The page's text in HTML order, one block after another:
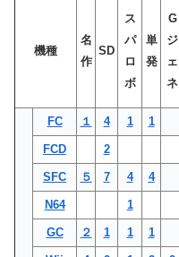
機種
名
作
SD
ス
パ
ロ
ボ
単
発
G
ジ
ェ
ネ
FC １ 4 1 1
FCD 2
SFC ５ 7 4 4
N64 1
GC ２ 1 1 1